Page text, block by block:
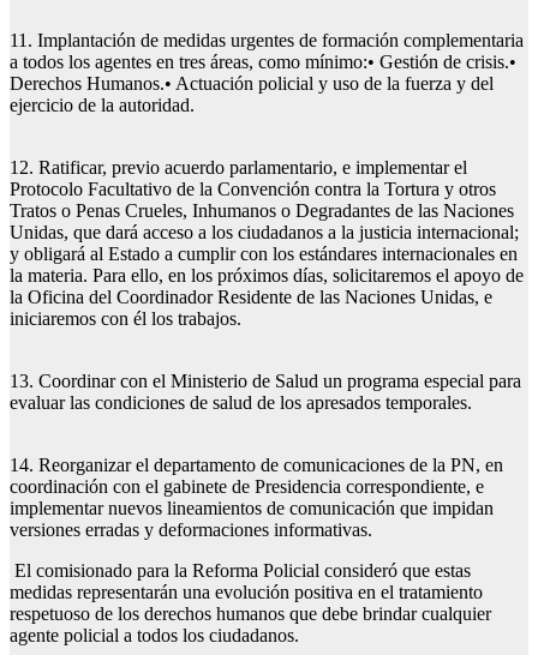
11. Implantación de medidas urgentes de formación complementaria
a todos los agentes en tres áreas, como mínimo:• Gestión de crisis.•
Derechos Humanos.• Actuación policial y uso de la fuerza y del
ejercicio de la autoridad.
12. Ratificar, previo acuerdo parlamentario, e implementar el
Protocolo Facultativo de la Convención contra la Tortura y otros
Tratos o Penas Crueles, Inhumanos o Degradantes de las Naciones
Unidas, que dará acceso a los ciudadanos a la justicia internacional;
y obligará al Estado a cumplir con los estándares internacionales en
la materia. Para ello, en los próximos días, solicitaremos el apoyo de
la Oficina del Coordinador Residente de las Naciones Unidas, e
iniciaremos con él los trabajos.
13. Coordinar con el Ministerio de Salud un programa especial para
evaluar las condiciones de salud de los apresados temporales.
14. Reorganizar el departamento de comunicaciones de la PN, en
coordinación con el gabinete de Presidencia correspondiente, e
implementar nuevos lineamientos de comunicación que impidan
versiones erradas y deformaciones informativas.
El comisionado para la Reforma Policial consideró que estas
medidas representarán una evolución positiva en el tratamiento
respetuoso de los derechos humanos que debe brindar cualquier
agente policial a todos los ciudadanos.